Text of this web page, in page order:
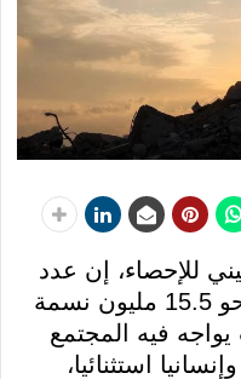
للإحصاء، إن عدد
الفلسطينيين في العالم بلغ نحو 15.5 مليون نسمة
في وقت يواجه فيه المجتمع
استثنائيا،